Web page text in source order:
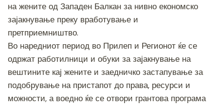
на жените од Западен Балкан за нивно економско
зајакнување преку вработување и
претприемништво.
Во наредниот период во Прилеп и Регионот ќе се
одржат работилници и обуки за зајакнување на
вештините кај жените и заедничко застапување за
подобрување на пристапот до права, ресурси и
можности, а воедно ќе се отвори грантова програма